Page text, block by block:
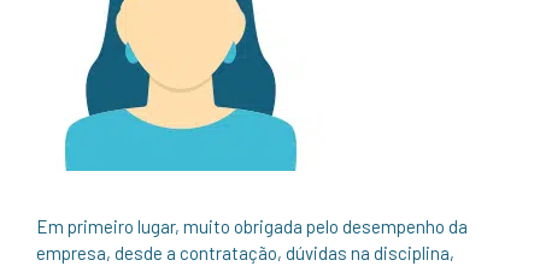
Em primeiro lugar, muito obrigada pelo desempenho da
empresa, desde a contratação, dúvidas na disciplina,